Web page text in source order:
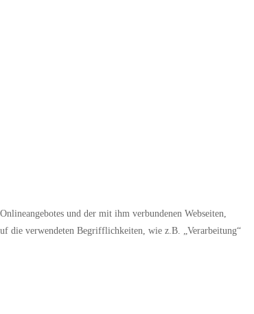
und der mit ihm verbundenen Webseiten,
die verwendeten Begrifflichkeiten, wie z.B. „Verarbeitung“